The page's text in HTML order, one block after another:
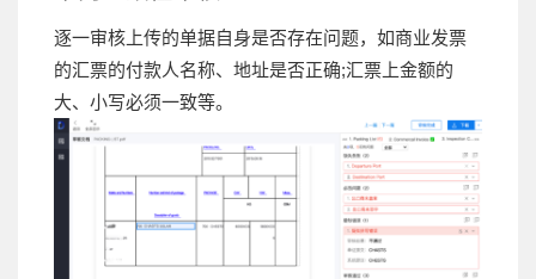
逐一审核上传的单据自身是否存在问题，如商业发票
的汇票的付款人名称、地址是否正确;汇票上金额的
大、小写必须一致等。